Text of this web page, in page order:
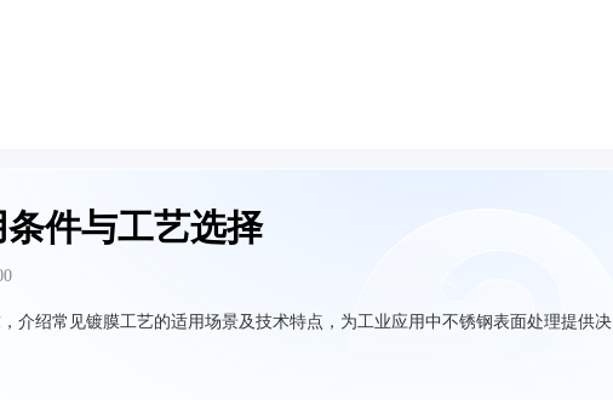
件与工艺选择
介绍常见镀膜工艺的适用场景及技术特点，为工业应用中不锈钢表面处理提供决